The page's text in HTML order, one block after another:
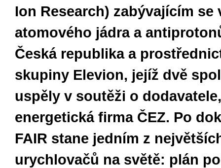
Ion Research) zabývajícím se
atomového jádra a
Česká republika a
skupiny Elevion, jejíž dvě
uspěly v soutěži o
energetická firma ČEZ. Po
FAIR stane jedním z
urychlovačů na světě: plán